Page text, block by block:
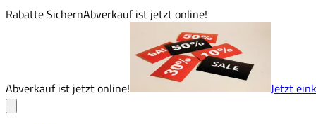
Rabatte SichernAbverkauf ist jetzt online!
Abverkauf ist jetzt online! Jetzt